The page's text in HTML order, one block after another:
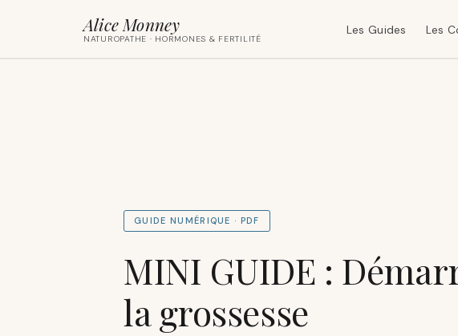
Alice Monney
NATUROPATHE · HORMONES & FERTILITÉ
Les Guides Les
GUIDE NUMÉRIQUE · PDF
MINI GUIDE :
la grossesse